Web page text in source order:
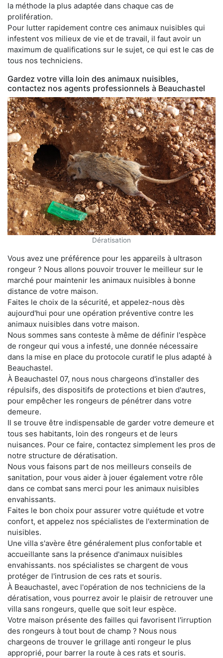
la méthode la plus adaptée dans chaque cas de
prolifération.
Pour lutter rapidement contre ces animaux nuisibles qui
infestent vos milieux de vie et de travail, il faut avoir un
maximum de qualifications sur le sujet, ce qui est le cas de
tous nos techniciens.
Gardez votre villa loin des animaux nuisibles,
contactez nos agents professionnels à Beauchastel
Dératisation
Vous avez une préférence pour les appareils à ultrason
rongeur ? Nous allons pouvoir trouver le meilleur sur le
marché pour maintenir les animaux nuisibles à bonne
distance de votre maison.
Faites le choix de la sécurité, et appelez-nous dès
aujourd'hui pour une opération préventive contre les
animaux nuisibles dans votre maison.
Nous sommes sans conteste à même de définir l'espèce
de rongeur qui vous a infesté, une donnée nécessaire
dans la mise en place du protocole curatif le plus adapté à
Beauchastel.
À Beauchastel 07, nous nous chargeons d'installer des
répulsifs, des dispositifs de protections et bien d'autres,
pour empêcher les rongeurs de pénétrer dans votre
demeure.
Il se trouve être indispensable de garder votre demeure et
tous ses habitants, loin des rongeurs et de leurs
nuisances. Pour ce faire, contactez simplement les pros de
notre structure de dératisation.
Nous vous faisons part de nos meilleurs conseils de
sanitation, pour vous aider à jouer également votre rôle
dans ce combat sans merci pour les animaux nuisibles
envahissants.
Faites le bon choix pour assurer votre quiétude et votre
confort, et appelez nos spécialistes de l'extermination de
nuisibles.
Une villa s'avère être généralement plus confortable et
accueillante sans la présence d'animaux nuisibles
envahissants. nos spécialistes se chargent de vous
protéger de l'intrusion de ces rats et souris.
À Beauchastel, avec l'opération de nos techniciens de la
dératisation, vous pourrez avoir le plaisir de retrouver une
villa sans rongeurs, quelle que soit leur espèce.
Votre maison présente des failles qui favorisent l'irruption
des rongeurs à tout bout de champ ? Nous nous
chargeons de trouver le grillage anti rongeur le plus
approprié, pour barrer la route à ces rats et souris.